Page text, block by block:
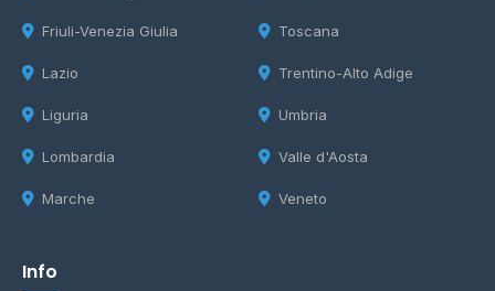
Friuli-Venezia Giulia
Lazio
Liguria
Lombardia
Marche
Toscana
Trentino-Alto Adige
Umbria
Valle d'Aosta
Veneto
Info